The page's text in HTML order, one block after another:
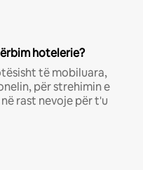
hotelerie?
të mobiluara,
për strehimin e
rast nevoje për t'u